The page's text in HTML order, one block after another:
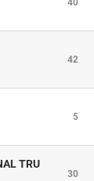
40
42
5
TRU
30